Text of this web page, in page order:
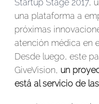
Startup Stage 2017,
una plataforma a
próximas
atención médica en
Desde luego, este
GiveVision, un
está al servicio de